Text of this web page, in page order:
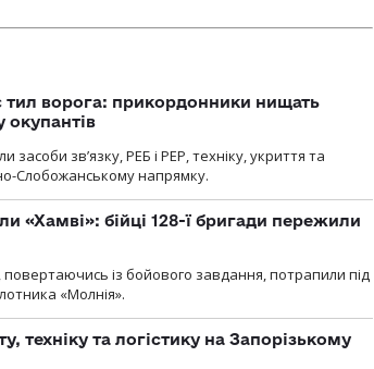
ворога: прикордонники нищать
окупантів
зв’язку, РЕБ і РЕР, техніку, укриття та
Слобожанському напрямку.
«Хамві»: бійці 128-ї бригади пережили
повертаючись із бойового завдання, потрапили під
«Молнія».
техніку та логістику на Запорізькому